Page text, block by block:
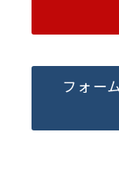
フォー